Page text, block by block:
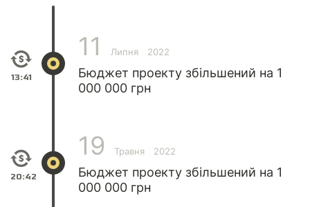
13:41
11 Липня 2022
Бюджет проекту збільшений на 1
000 000 грн
20:42
19 Травня 2022
Бюджет проекту збільшений на 1
000 000 грн